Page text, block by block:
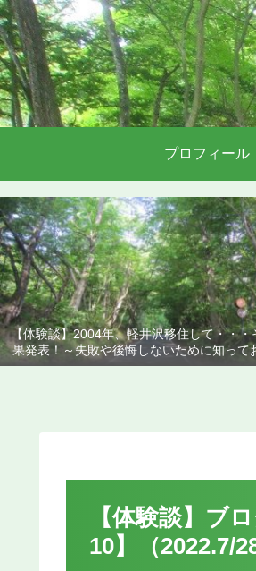
プロフィール
【体験談】2004年、軽井沢移住して・・・
果発表！～失敗や後悔しないために知って
いこと
【体験談】ブ
10】（2022.7/